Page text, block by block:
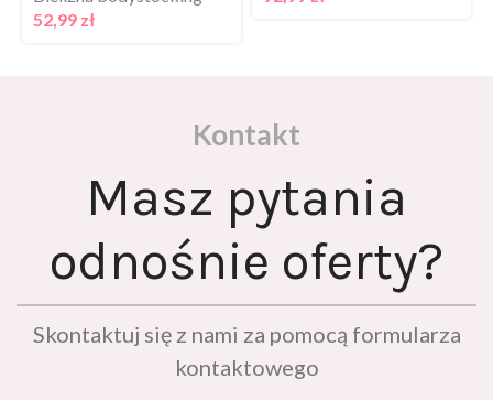
52,99
zł
Kontakt
Masz pytania
odnośnie oferty?
Skontaktuj się z nami za pomocą formularza
kontaktowego